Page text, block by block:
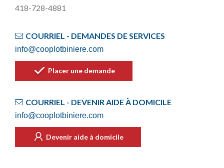
418-728-4881
COURRIEL - DEMANDES DE SERVICES
info@cooplotbiniere.com
Placer une demande
COURRIEL - DEVENIR AIDE À DOMICILE
info@cooplotbiniere.com
Devenir aide à domicile